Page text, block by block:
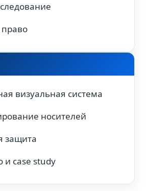
право
визуальная система
носителей
защита
и case study